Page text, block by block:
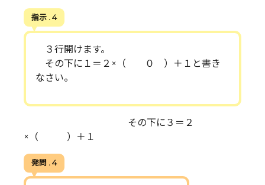
指示 . 4
３行開けます。
その下に１＝２×（ ０ ）＋１と書き
なさい。
その下に３＝２
×（ ）＋１
発問 . 4